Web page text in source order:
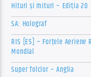
Hituri și mituri – Ediția 20
SA: Holograf
RIS [E5] – Forțele
Mondial
Super folclor – Anglia